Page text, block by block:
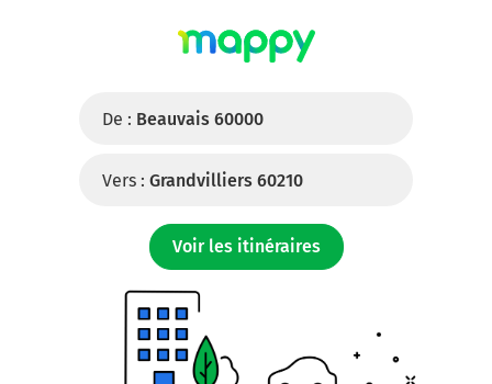
De : Beauvais 60000
Vers : Grandvilliers 60210
Voir les itinéraires